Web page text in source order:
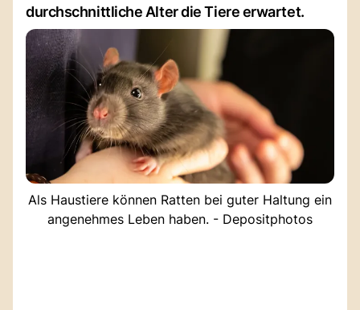
durchschnittliche Alter die Tiere erwartet.
Als Haustiere können Ratten bei guter Haltung ein
angenehmes Leben haben. - Depositphotos